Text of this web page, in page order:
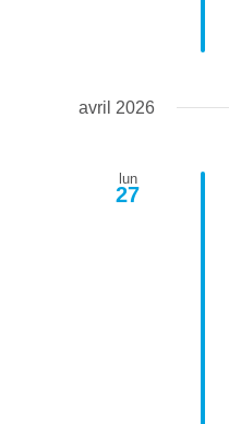
avril 2026
lun
27